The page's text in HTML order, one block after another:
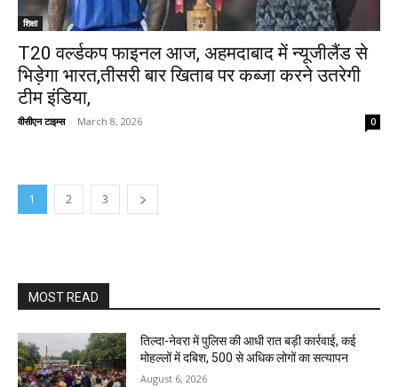
शिक्षा
T20 वर्ल्डकप फाइनल आज, अहमदाबाद में न्यूजीलैंड से
भिड़ेगा भारत,तीसरी बार खिताब पर कब्जा करने उतरेगी
टीम इंडिया,
वीसीएन टाइम्स - March 8, 2026 0
1 2 3
MOST READ
तिल्दा-नेवरा में पुलिस की आधी रात बड़ी कार्रवाई, कई
मोहल्लों में दबिश, 500 से अधिक लोगों का सत्यापन
August 6, 2026